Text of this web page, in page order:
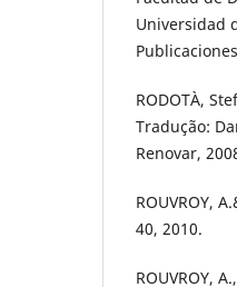
Universidad
RODOTÀ,
Tradução:
Renovar,
ROUVROY,
40, 2010.
ROUVROY,